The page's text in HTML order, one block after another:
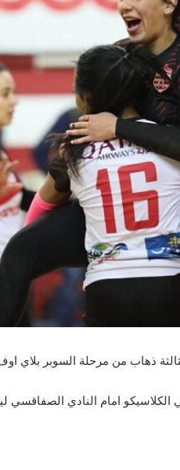
ذهاب من مرحلة السوبر بلاي
الكلاسيكو امام النادي الصفاقسي